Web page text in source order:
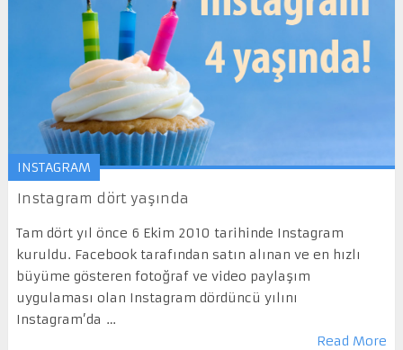
INSTAGRAM
Instagram dört yaşında
Tam dört yıl önce 6 Ekim 2010 tarihinde Instagram
kuruldu. Facebook tarafından satın alınan ve en hızlı
büyüme gösteren fotoğraf ve video paylaşım
uygulaması olan Instagram dördüncü yılını
Instagram’da …
Read More